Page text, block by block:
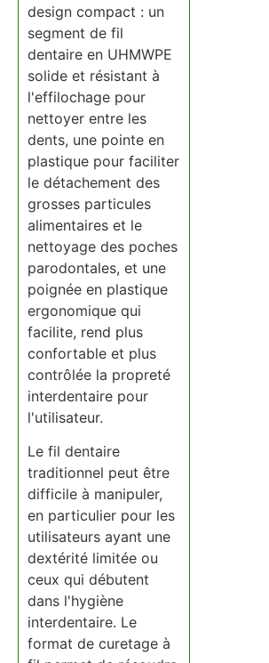
design compact : un
segment de fil
dentaire en UHMWPE
solide et résistant à
l'effilochage pour
nettoyer entre les
dents, une pointe en
plastique pour faciliter
le détachement des
grosses particules
alimentaires et le
nettoyage des poches
parodontales, et une
poignée en plastique
ergonomique qui
facilite, rend plus
confortable et plus
contrôlée la propreté
interdentaire pour
l'utilisateur.
Le fil dentaire
traditionnel peut être
difficile à manipuler,
en particulier pour les
utilisateurs ayant une
dextérité limitée ou
ceux qui débutent
dans l'hygiène
interdentaire. Le
format de curetage à